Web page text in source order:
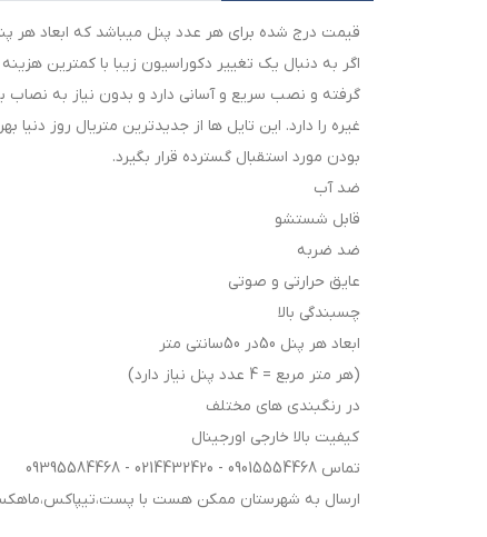
قیمت درج شده برای هر عدد پنل میباشد که ابعاد هر پنل 50*50 سانتیمتر
اگر به دنبال یک تغییر دکوراسیون زیبا با کمترین
گرفته و نصب سریع و آسانی دارد و بدون نیاز به
غیره را دارد. این تایل ها از جدیدترین متریال روز
بودن مورد استقبال گسترده قرار بگیرد.
ضد آب
قابل شستشو
ضد ضربه
عایق حرارتی و صوتی
چسبندگی بالا
ابعاد هر پنل 50در 50سانتی متر
(هر متر مربع = 4 عدد پنل نیاز دارد)
در رنگبندی های مختلف
کیفیت بالا خارجی اورجینال
تماس 09015554468 - 0214432420 - 09395584468
ارسال به شهرستان ممکن هست با پست،تیپاکس،ماهکس